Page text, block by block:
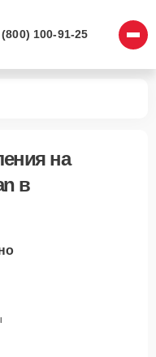
(800) 100-91-25
на
в